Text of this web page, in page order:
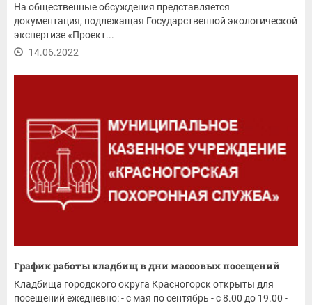
На общественные обсуждения представляется
документация, подлежащая Государственной экологической
экспертизе «Проект...
14.06.2022
График работы кладбищ в дни массовых посещений
Кладбища городского округа Красногорск открыты для
посещений ежедневно: - с мая по сентябрь - с 8.00 до 19.00 -